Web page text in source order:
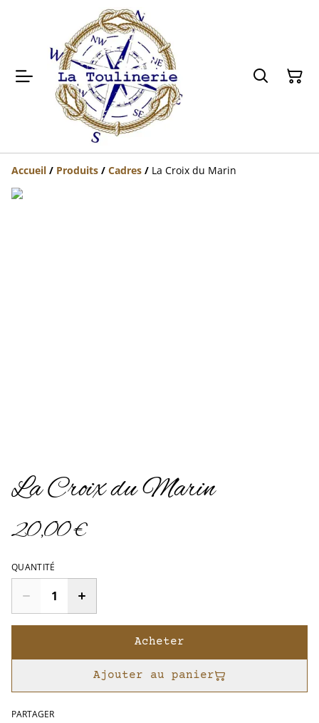
Accueil / Produits / Cadres / La Croix du Marin
La Croix du Marin
20,00 €
QUANTITÉ
Acheter
Ajouter au panier
PARTAGER